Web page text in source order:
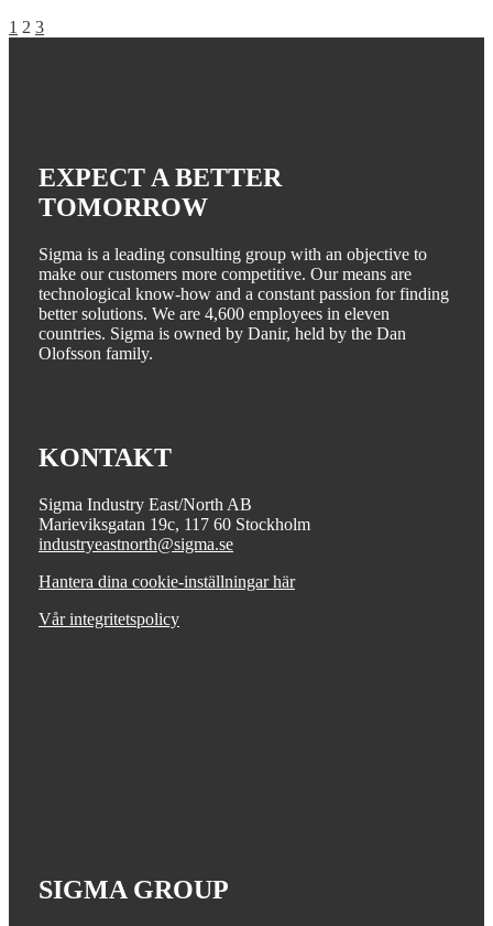
Posts
1 2 3
EXPECT A BETTER
TOMORROW
Sigma is a leading consulting group with an objective to
make our customers more competitive. Our means are
technological know-how and a constant passion for finding
better solutions. We are 4,600 employees in eleven
countries. Sigma is owned by Danir, held by the Dan
Olofsson family.
KONTAKT
Sigma Industry East/North AB
Marieviksgatan 19c, 117 60 Stockholm
industryeastnorth@sigma.se
Hantera dina cookie-inställningar här
Vår integritetspolicy
SIGMA GROUP